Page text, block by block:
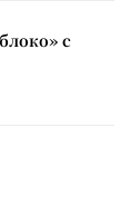
с